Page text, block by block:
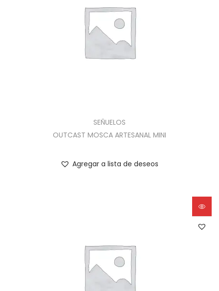
SEÑUELOS
OUTCAST MOSCA ARTESANAL MINI
Agregar a lista de deseos